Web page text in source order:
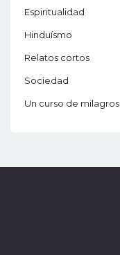
Espiritualidad
Hinduísmo
Relatos cortos
Sociedad
Un curso de milagros